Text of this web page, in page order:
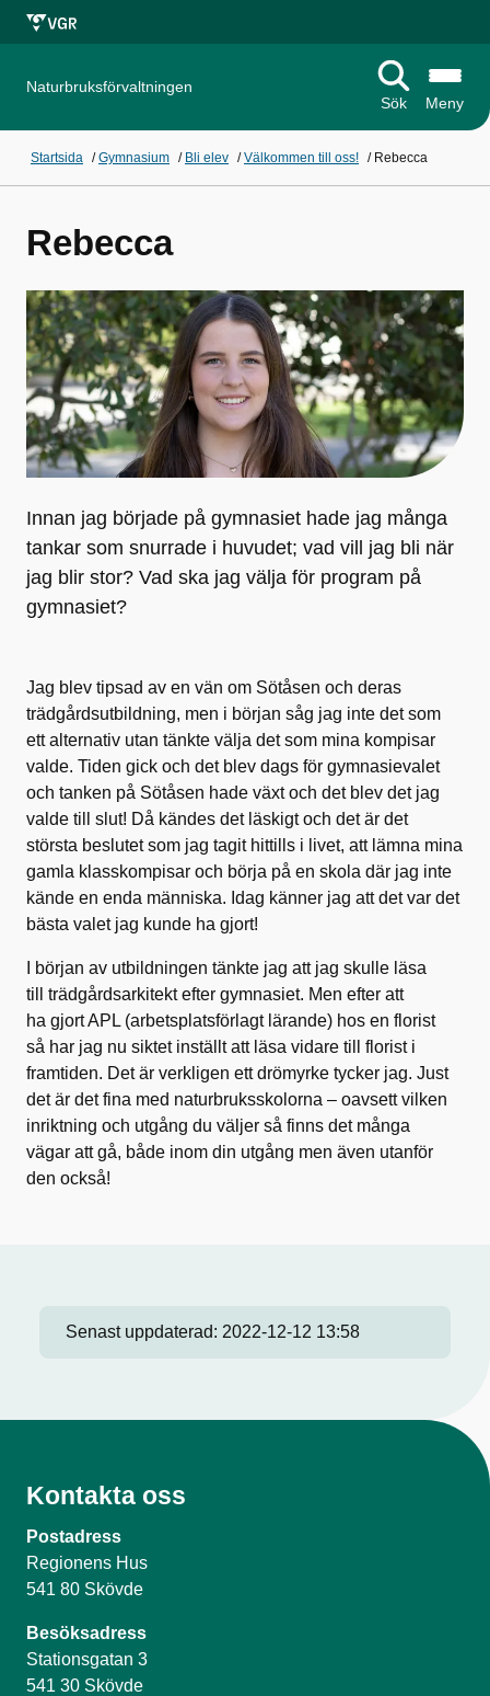
Naturbruksförvaltningen
Sök
Meny
Startsida /Gymnasium / Bli elev /Välkommen till oss! / Rebecca
Rebecca
Innan jag började på gymnasiet hade jag många
tankar som snurrade i huvudet; vad vill jag bli när
jag blir stor? Vad ska jag välja för program på
gymnasiet?
Jag blev tipsad av en vän om Sötåsen och deras
trädgårdsutbildning, men i början såg jag inte det som
ett alternativ utan tänkte välja det som mina kompisar
valde. Tiden gick och det blev dags för gymnasievalet
och tanken på Sötåsen hade växt och det blev det jag
valde till slut! Då kändes det läskigt och det är det
största beslutet som jag tagit hittills i livet, att lämna mina
gamla klasskompisar och börja på en skola där jag inte
kände en enda människa. Idag känner jag att det var det
bästa valet jag kunde ha gjort!
I början av utbildningen tänkte jag att jag skulle läsa
till trädgårdsarkitekt efter gymnasiet. Men efter att
ha gjort APL (arbetsplatsförlagt lärande) hos en florist
så har jag nu siktet inställt att läsa vidare till florist i
framtiden. Det är verkligen ett drömyrke tycker jag. Just
det är det fina med naturbruksskolorna – oavsett vilken
inriktning och utgång du väljer så finns det många
vägar att gå, både inom din utgång men även utanför
den också!
Senast uppdaterad: 2022-12-12 13:58
Kontakta oss
Postadress
Regionens Hus
541 80 Skövde
Besöksadress
Stationsgatan 3
541 30 Skövde